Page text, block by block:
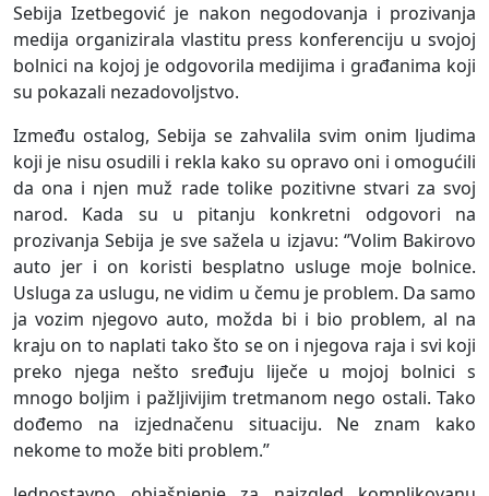
Sebija Izetbegović je nakon negodovanja i prozivanja
medija organizirala vlastitu press konferenciju u svojoj
bolnici na kojoj je odgovorila medijima i građanima koji
su pokazali nezadovoljstvo.
Između ostalog, Sebija se zahvalila svim onim ljudima
koji je nisu osudili i rekla kako su opravo oni i omogućili
da ona i njen muž rade tolike pozitivne stvari za svoj
narod. Kada su u pitanju konkretni odgovori na
prozivanja Sebija je sve sažela u izjavu: ‘’Volim Bakirovo
auto jer i on koristi besplatno usluge moje bolnice.
Usluga za uslugu, ne vidim u čemu je problem. Da samo
ja vozim njegovo auto, možda bi i bio problem, al na
kraju on to naplati tako što se on i njegova raja i svi koji
preko njega nešto sređuju liječe u mojoj bolnici s
mnogo boljim i pažljivijim tretmanom nego ostali. Tako
dođemo na izjednačenu situaciju. Ne znam kako
nekome to može biti problem.’’